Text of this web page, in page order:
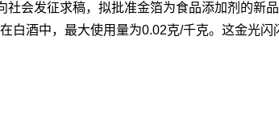
社会发征求稿，拟批准金箔为食品添加剂的新
白酒中，最大使用量为0.02克/千克。这金光闪